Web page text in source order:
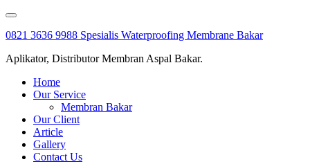
Skip
content
0821 3636 9988 Spesialis Waterproofing Membrane Bakar
Aplikator, Distributor Membran Aspal Bakar.
Home
Our Service
Membran Bakar
Our Client
Article
Gallery
Contact Us